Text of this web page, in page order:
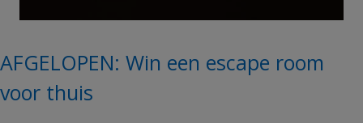
AFGELOPEN: Win een escape room
voor thuis